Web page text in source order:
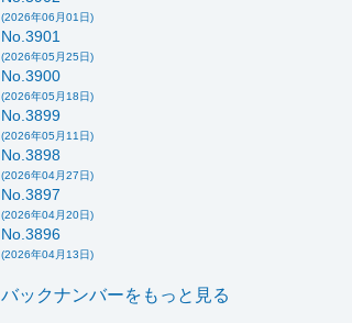
(2026年06月01日)
No.3901
(2026年05月25日)
No.3900
(2026年05月18日)
No.3899
(2026年05月11日)
No.3898
(2026年04月27日)
No.3897
(2026年04月20日)
No.3896
(2026年04月13日)
バックナンバーをもっと見る